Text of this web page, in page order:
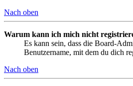
Nach oben
Warum kann ich mich nicht
Es kann sein, dass die Board-
Benutzername, mit dem du dich
Nach oben